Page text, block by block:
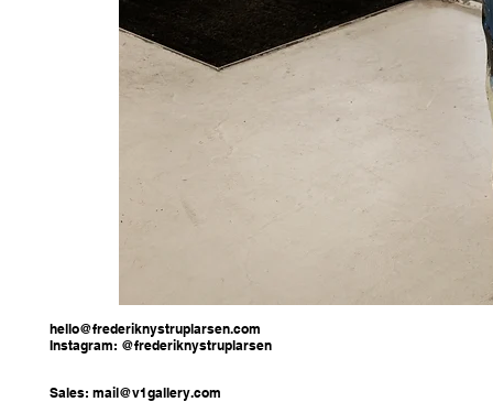
hello@frederiknystruplarsen.com
Instagram: @frederiknystruplarsen
Sales: mail@v1gallery.com